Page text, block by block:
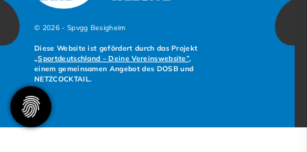
© 2026 - Spvgg Besigheim
Diese Website ist gefördert durch das Projekt
„Sportdeutschland – Deine Vereinswebsite”,
einem gemeinsamen Angebot des DOSB und
NETZCOCKTAIL.